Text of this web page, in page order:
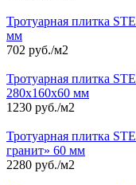
Тротуарная плитка
мм
702 руб./м2
Тротуарная плитка
280х160х60 мм
1230 руб./м2
Тротуарная плитка
гранит» 60 мм
2280 руб./м2